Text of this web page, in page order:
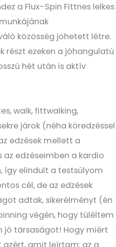
a Flux-Spin Fittnes lelkes
közösség jöhetett létre.
részt ezeken a jóhangulatú
hét után is aktív
walk, fittwalking,
járok (néha köredzéssel
edzések mellett a
az edzéseimben a kardio
így elindult a testsúlyom
cél, de az edzések
adtak, sikerélményt (én
végén, hogy túléltem
jó társaságot! Hogy miért
azért, amit leírtam: az a